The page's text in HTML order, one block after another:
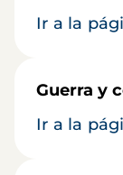
Ir a la
Guerra y
Ir a la